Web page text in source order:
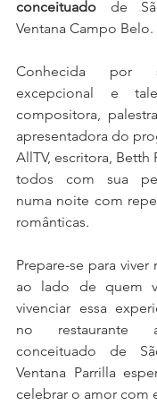
conceituado de
Ventana Campo Belo.
Conhecida por
excepcional e
compositora,
apresentadora do
AllTV, escritora, Betth
todos com sua
numa noite com
românticas.
Prepare-se para
ao lado de quem
vivenciar essa
no restaurante
conceituado de
Ventana Parrilla
celebrar o amor com